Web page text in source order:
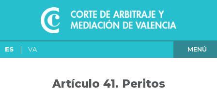
ES VA MENÚ
Artículo 41. Peritos